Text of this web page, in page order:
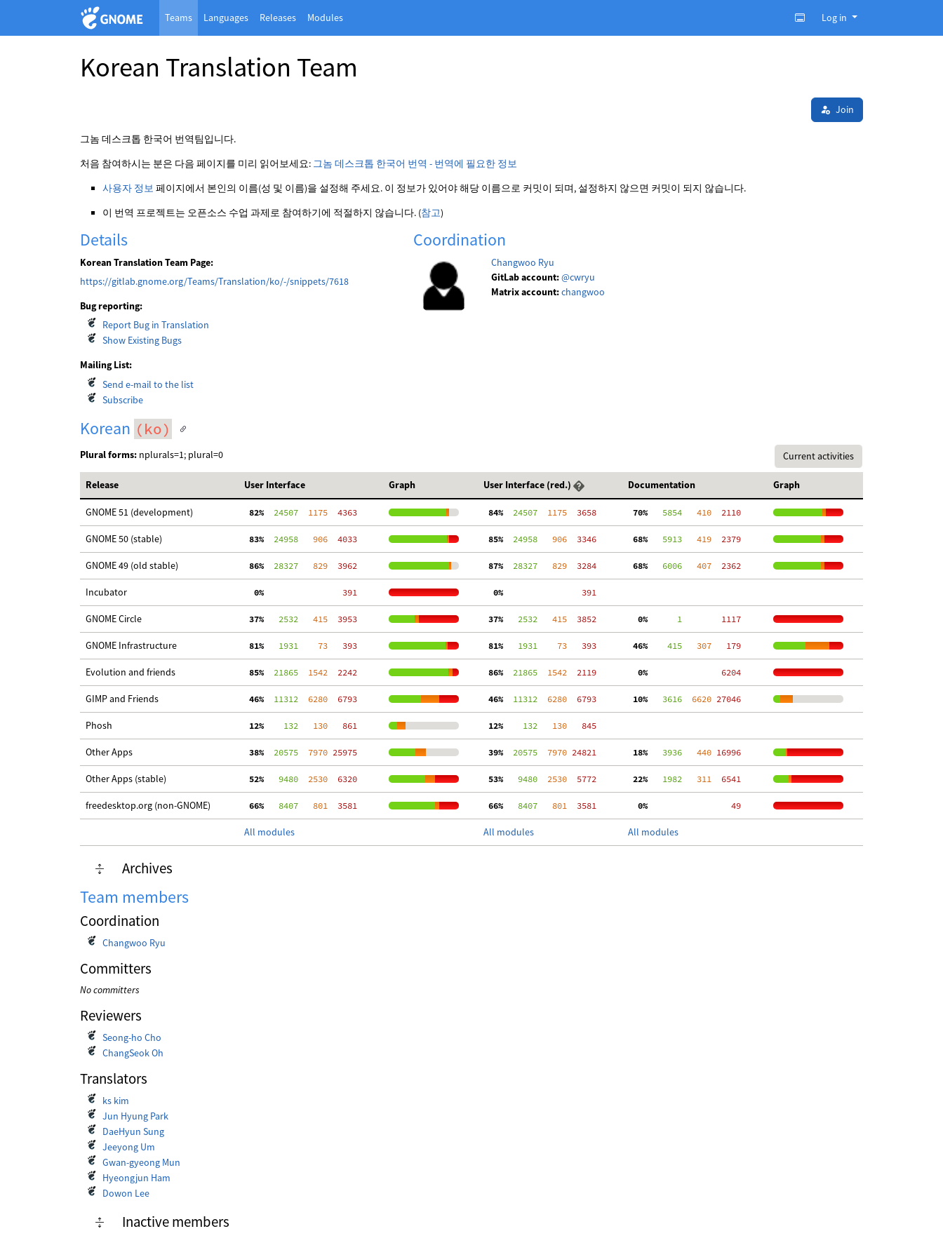
Teams Languages Releases Modules Log in
Korean Translation Team
Join
그놈 데스크톱 한국어 번역팀입니다.
처음 참여하시는 분은 다음 페이지를 미리 읽어보세요: 그놈 데스크톱 한국어 번역 - 번역에 필요한 정보
사용자 정보 페이지에서 본인의 이름(성 및 이름)을 설정해 주세요. 이 정보가 있어야 해당 이름으로 커밋이 되며, 설정하지 않으면 커밋이 되지 않습니다.
이 번역 프로젝트는 오픈소스 수업 과제로 참여하기에 적절하지 않습니다. (참고)
Details
Korean Translation Team Page:
https://gitlab.gnome.org/Teams/Translation/ko/-/snippets/7618
Bug reporting:
Report Bug in Translation
Show Existing Bugs
Mailing List:
Send e-mail to the list
Subscribe
Coordination
Changwoo Ryu
GitLab account:@cwryu
Matrix account:changwoo
Korean (ko)
Plural forms: nplurals=1; plural=0 Current activities
Release User Interface Graph User Interface (red.) Documentation Graph
GNOME 51 (development) 82%
  24507
  1175
  4363
84%
  24507
  1175
  3658
70%
   5854
   410
  2110
GNOME 50 (stable) 83%
  24958
   906
  4033
85%
  24958
   906
  3346
68%
   5913
   419
  2379
GNOME 49 (old stable) 86%
  28327
   829
  3962
87%
  28327
   829
  3284
68%
   6006
   407
  2362
Incubator
  0%
   391
  0%
   391
GNOME Circle 37%
   2532
   415
  3953
37%
   2532
   415
  3852
  0%
      1
  1117
GNOME Infrastructure 81%
   1931
    73
   393
81%
   1931
    73
   393
46%
    415
   307
   179
Evolution and friends 85%
  21865
  1542
  2242
86%
  21865
  1542
  2119
  0%
  6204
GIMP and Friends 46%
  11312
  6280
  6793
46%
  11312
  6280
  6793
10%
   3616
  6620
27046
Phosh 12%
    132
   130
   861
12%
    132
   130
   845
Other Apps 38%
  20575
  7970
25975 39%
  20575
  7970
24821 18%
   3936
   440
16996
Other Apps (stable) 52%
   9480
  2530
  6320
53%
   9480
  2530
  5772
22%
   1982
   311
  6541
freedesktop.org (non-GNOME) 66%
   8407
   801
  3581
66%
   8407
   801
  3581
  0%
    49
All modules All modules All modules
Archives
Team members
Coordination
Changwoo Ryu
Committers
No committers
Reviewers
Seong-ho Cho
ChangSeok Oh
Translators
ks kim
Jun Hyung Park
DaeHyun Sung
Jeeyong Um
Gwan-gyeong Mun
Hyeongjun Ham
Dowon Lee
Inactive members